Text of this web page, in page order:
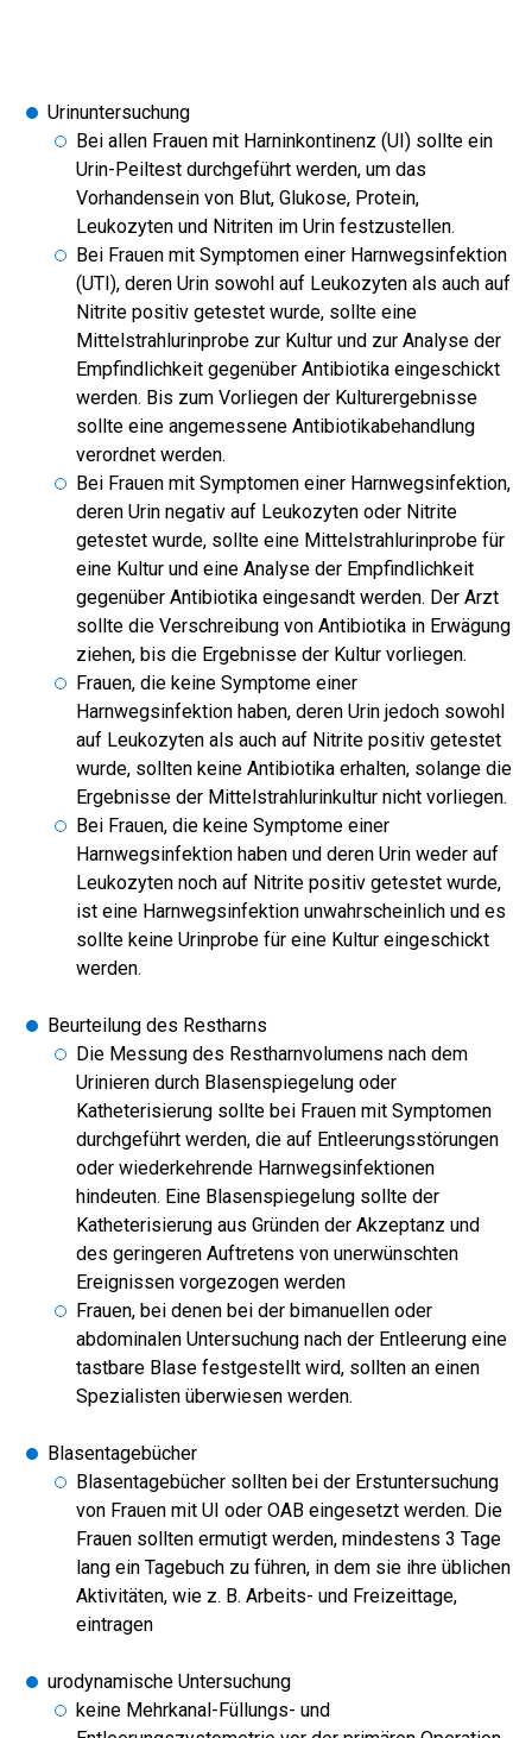
Urinuntersuchung
Bei allen Frauen mit Harninkontinenz (UI) sollte ein
Urin-Peiltest durchgeführt werden, um das
Vorhandensein von Blut, Glukose, Protein,
Leukozyten und Nitriten im Urin festzustellen.
Bei Frauen mit Symptomen einer Harnwegsinfektion
(UTI), deren Urin sowohl auf Leukozyten als auch auf
Nitrite positiv getestet wurde, sollte eine
Mittelstrahlurinprobe zur Kultur und zur Analyse der
Empfindlichkeit gegenüber Antibiotika eingeschickt
werden. Bis zum Vorliegen der Kulturergebnisse
sollte eine angemessene Antibiotikabehandlung
verordnet werden.
Bei Frauen mit Symptomen einer Harnwegsinfektion,
deren Urin negativ auf Leukozyten oder Nitrite
getestet wurde, sollte eine Mittelstrahlurinprobe für
eine Kultur und eine Analyse der Empfindlichkeit
gegenüber Antibiotika eingesandt werden. Der Arzt
sollte die Verschreibung von Antibiotika in Erwägung
ziehen, bis die Ergebnisse der Kultur vorliegen.
Frauen, die keine Symptome einer
Harnwegsinfektion haben, deren Urin jedoch sowohl
auf Leukozyten als auch auf Nitrite positiv getestet
wurde, sollten keine Antibiotika erhalten, solange die
Ergebnisse der Mittelstrahlurinkultur nicht vorliegen.
Bei Frauen, die keine Symptome einer
Harnwegsinfektion haben und deren Urin weder auf
Leukozyten noch auf Nitrite positiv getestet wurde,
ist eine Harnwegsinfektion unwahrscheinlich und es
sollte keine Urinprobe für eine Kultur eingeschickt
werden.
Beurteilung des Restharns
Die Messung des Restharnvolumens nach dem
Urinieren durch Blasenspiegelung oder
Katheterisierung sollte bei Frauen mit Symptomen
durchgeführt werden, die auf Entleerungsstörungen
oder wiederkehrende Harnwegsinfektionen
hindeuten. Eine Blasenspiegelung sollte der
Katheterisierung aus Gründen der Akzeptanz und
des geringeren Auftretens von unerwünschten
Ereignissen vorgezogen werden
Frauen, bei denen bei der bimanuellen oder
abdominalen Untersuchung nach der Entleerung eine
tastbare Blase festgestellt wird, sollten an einen
Spezialisten überwiesen werden.
Blasentagebücher
Blasentagebücher sollten bei der Erstuntersuchung
von Frauen mit UI oder OAB eingesetzt werden. Die
Frauen sollten ermutigt werden, mindestens 3 Tage
lang ein Tagebuch zu führen, in dem sie ihre üblichen
Aktivitäten, wie z. B. Arbeits- und Freizeittage,
eintragen
urodynamische Untersuchung
keine Mehrkanal-Füllungs- und